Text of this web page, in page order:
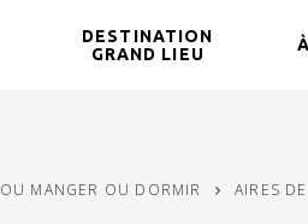
DESTINATION
GRAND LIEU
OU MANGER OU DORMIR AIRES